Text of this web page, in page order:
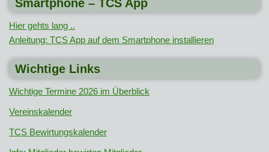
Smartphone – TCS App
Hier gehts lang ..
Anleitung: TCS App auf dem Smartphone installieren
Wichtige Links
Wichtige Termine 2026 im Überblick
Vereinskalender
TCS Bewirtungskalender